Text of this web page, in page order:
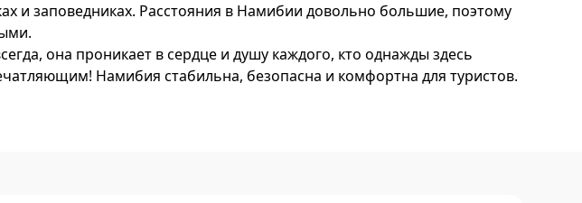
и заповедниках. Расстояния в Намибии довольно большие, поэтому
она проникает в сердце и душу каждого, кто однажды здесь
Намибия стабильна, безопасна и комфортна для туристов.